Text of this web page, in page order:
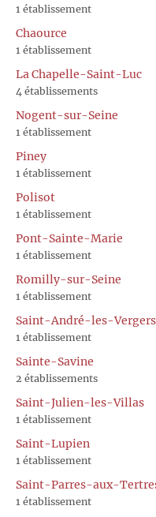
1 établissement
Chaource
1 établissement
La Chapelle-Saint-Luc
4 établissements
Nogent-sur-Seine
1 établissement
Piney
1 établissement
Polisot
1 établissement
Pont-Sainte-Marie
1 établissement
Romilly-sur-Seine
1 établissement
Saint-André-les-Vergers
1 établissement
Sainte-Savine
2 établissements
Saint-Julien-les-Villas
1 établissement
Saint-Lupien
1 établissement
Saint-Parres-aux-
1 établissement